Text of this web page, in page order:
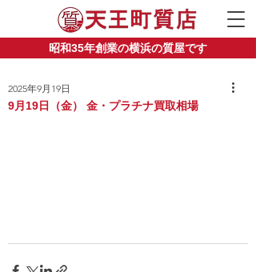
昭和35年創業の横浜の質屋です
9月19日（金） 金・プラチナ買取相場
2025年9月19日